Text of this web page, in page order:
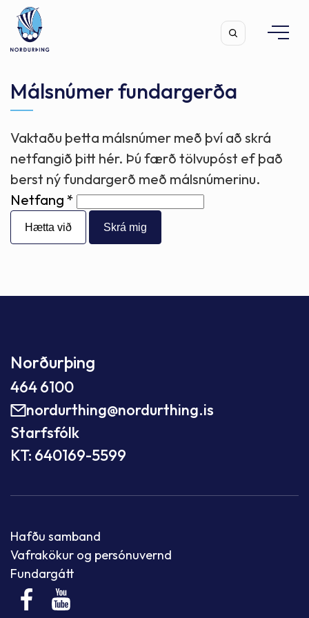
Leita
Málsnúmer fundargerða
Vaktaðu þetta málsnúmer með því að skrá
netfangið þitt hér. Þú færð tölvupóst ef það
berst ný fundargerð með málsnúmerinu.
Netfang
Hætta við
Norðurþing
464 6100
nordurthing@nordurthing.is
Starfsfólk
KT: 640169-5599
Hafðu samband
Vafrakökur og persónuvernd
Fundargátt